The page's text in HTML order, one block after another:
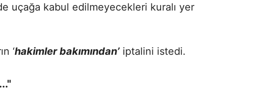
uçağa kabul edilmeyecekleri kuralı yer
‘hakimler bakımından’ iptalini istedi.